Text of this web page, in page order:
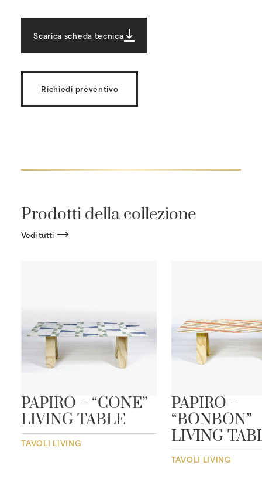
Scarica scheda tecnica
Richiedi preventivo
Prodotti della collezione
Vedi tutti
PAPIRO – “CONE”
LIVING TABLE
TAVOLI LIVING
PAPIRO –
“BONBON”
LIVING
TAVOLI LIVING